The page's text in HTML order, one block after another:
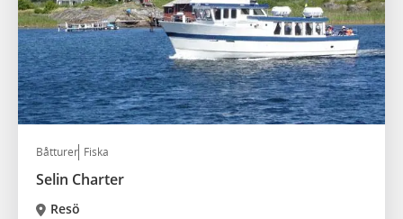
Båtturer Fiska
Selin Charter
Resö